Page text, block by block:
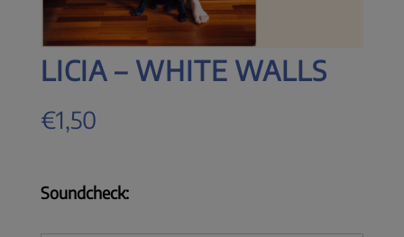
LICIA – WHITE WALLS
€1,50
Soundcheck: